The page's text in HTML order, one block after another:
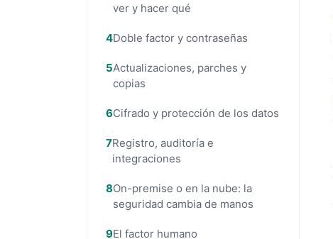
ver y hacer qué
Doble factor y contraseñas
Actualizaciones, parches y
copias
Cifrado y protección de los datos
Registro, auditoría e
integraciones
On-premise o en la nube: la
seguridad cambia de manos
El factor humano